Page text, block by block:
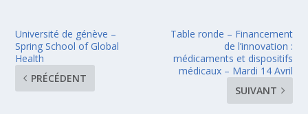
Université de génève –
Spring School of Global
Health
PRÉCÉDENT
Table ronde – Financement
de l’innovation :
médicaments et dispositifs
médicaux – Mardi 14 Avril
SUIVANT